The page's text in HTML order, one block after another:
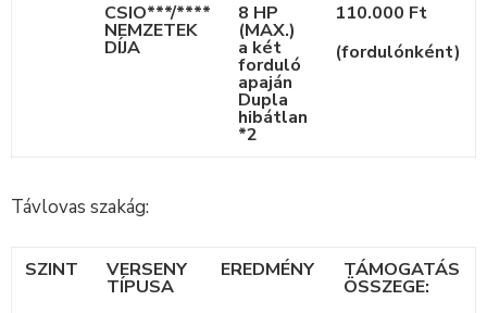
CSIO***/****
NEMZETEK
DÍJA
8 HP
(MAX.)
a két
forduló
apaján
Dupla
hibátlan
*2
110.000 Ft
(fordulónként)
Távlovas szakág:
SZINT VERSENY
TÍPUSA
EREDMÉNY TÁMOGATÁS
ÖSSZEGE: